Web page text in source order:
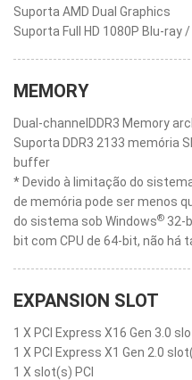
Suporta AMD Dual Graphics
Suporta Full HD 1080P Blu-ray
MEMORY
Dual-channelDDR3 Memory
Suporta DDR3 2133 memória
buffer
* Devido à limitação do
de memória pode ser menos
do sistema sob Windows® 32-
bit com CPU de 64-bit, não há
EXPANSION SLOT
1 X PCI Express X16 Gen 3.0
1 X PCI Express X1 Gen 2.0
1 X slot(s) PCI